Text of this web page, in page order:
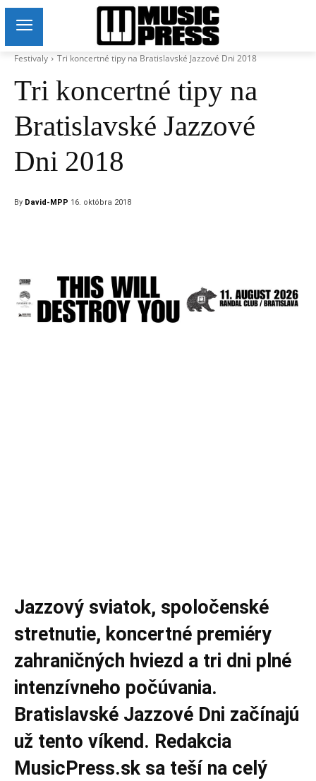
Festivaly Tri koncertné tipy na Bratislavské Jazzové Dni 2018
Tri koncertné tipy na
Bratislavské Jazzové
Dni 2018
By David-MPP 16. októbra 2018
Jazzový sviatok, spoločenské
stretnutie, koncertné premiéry
zahraničných hviezd a tri dni plné
intenzívneho počúvania.
Bratislavské Jazzové Dni začínajú
už tento víkend. Redakcia
MusicPress.sk sa teší na celý